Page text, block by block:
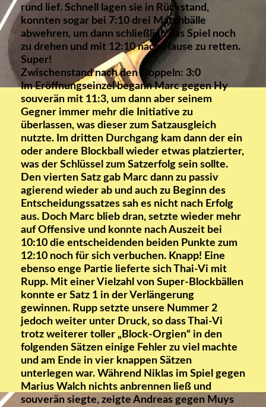
rund lief. Schnell lagen sie in Rückstand,
konnten sogar bei 7:10 drei Matchbälle
abwehren, um dann schließlich das Spiel noch
zu drehen und mit 12:10 nach Hause zu retten.
Super!
Zwischenstand nach den Doppeln: 3:0
Im Eröffnungseinzel begann Marc gegen Hy
souverän mit 11:3, um dann aber seinem
Gegner immer mehr die Initiative zu
überlassen, was dieser zum Satzausgleich
nutzte. Im dritten Durchgang kam dann der ein
oder andere Blockball wieder etwas platzierter,
was der Schlüssel zum Satzerfolg sein sollte.
Den vierten Satz gab Marc dann zu passiv
agierend wieder ab und auch zu Beginn des
Entscheidungssatzes sah es nicht nach Erfolg
aus. Doch Marc blieb dran, setzte wieder mehr
auf Offensive und konnte nach Auszeit bei
10:10 die entscheidenden beiden Punkte zum
12:10 noch für sich verbuchen. Knapp! Eine
ebenso enge Partie lieferte sich Thai-Vi mit
Rupp. Mit einer Vielzahl von Super-Blockbällen
konnte er Satz 1 in der Verlängerung
gewinnen. Rupp setzte unsere Nummer 2
jedoch weiter unter Druck, so dass Thai-Vi
trotz weiterer toller „Block-Orgien“ in den
folgenden Sätzen einige Fehler zu viel machte
und am Ende in vier knappen Sätzen
unterlegen war. Während Niklas im Spiel gegen
Marius Walch nichts anbrennen ließ und
souverän siegte, zeigte Andreas gegen Muys